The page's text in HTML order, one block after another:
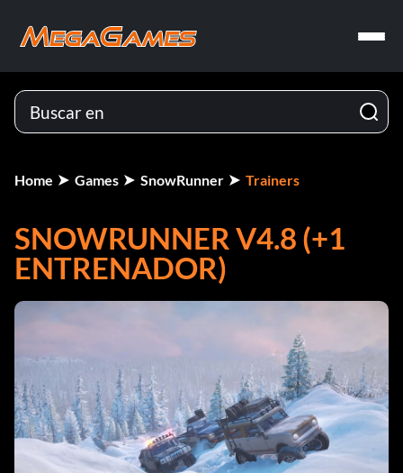
Home Games SnowRunner Trainers
SNOWRUNNER V4.8 (+1
ENTRENADOR)